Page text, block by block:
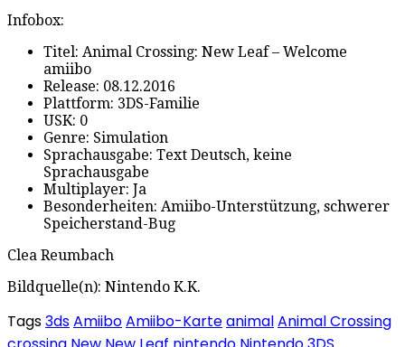
Infobox:
Titel: Animal Crossing: New Leaf – Welcome
amiibo
Release: 08.12.2016
Plattform: 3DS-Familie
USK: 0
Genre: Simulation
Sprachausgabe: Text Deutsch, keine
Sprachausgabe
Multiplayer: Ja
Besonderheiten: Amiibo-Unterstützung, schwerer
Speicherstand-Bug
Clea Reumbach
Bildquelle(n): Nintendo K.K.
Tags3dsAmiiboAmiibo-KarteanimalAnimal Crossing